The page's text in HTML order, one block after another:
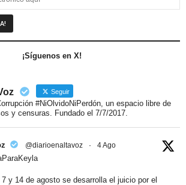
¡Síguenos en X!
Seguir
#NiOlvidoNiPerdón, un espacio libre de
y censuras. Fundado el 7/7/2017.
@diarioenaltavoz · 4 Ago
y 14 de agosto se desarrolla el juicio por el